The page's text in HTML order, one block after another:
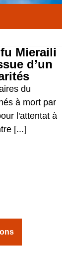
Mieraili
d’un
du
à mort par
l'attentat à
[...]